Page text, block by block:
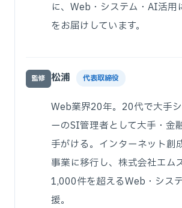
に、Web・システム・AI活用
をお届けしています。
監修 松浦 代表取締役
Web業界20年。20代で大手
ーのSI管理者として大手・金
手がける。インターネット創
事業に移行し、株式会社エム
1,000件を超えるWeb・シス
援。